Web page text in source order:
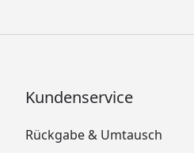
Kundenservice
Rückgabe & Umtausch